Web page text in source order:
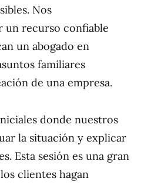
Nos
un recurso confiable
un abogado en
familiares
de una empresa.
donde nuestros
la situación y explicar
Esta sesión es una gran
clientes hagan